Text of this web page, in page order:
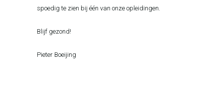
spoedig te zien bij één van onze opleidingen.
Blijf gezond!
Pieter Boeijing